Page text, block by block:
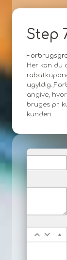
Step
Her kan du
ugyldig.,
angive,
bruges pr.
kunden.